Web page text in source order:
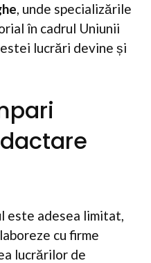
, unde specializările
în cadrul Uniunii
lucrări devine și
este adesea limitat,
cu firme
lucrărilor de